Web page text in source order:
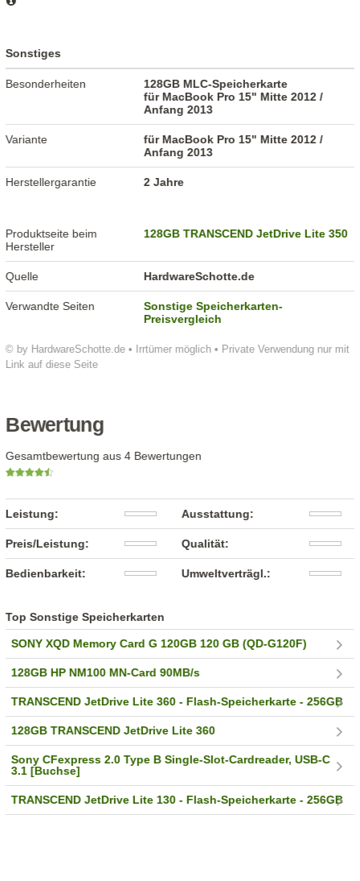
© by HardwareSchotte.de • Irrtümer möglich • Private Verwendung nur mit
Link auf diese Seite
Sonstiges
Besonderheiten
128GB MLC-Speicherkarte
für MacBook Pro 15" Mitte 2012 /
Anfang 2013
Variante
für MacBook Pro 15" Mitte 2012 /
Anfang 2013
Herstellergarantie 2 Jahre
Produktseite beim
Hersteller
128GB TRANSCEND JetDrive Lite 350
Quelle HardwareSchotte.de
Verwandte Seiten
Sonstige Speicherkarten-
Preisvergleich
Bewertung
Gesamtbewertung aus 4 Bewertungen
Leistung: Ausstattung:
Preis/Leistung: Qualität:
Bedienbarkeit: Umweltverträgl.:
Top Sonstige Speicherkarten
SONY XQD Memory Card G 120GB 120 GB (QD-G120F)
128GB HP NM100 MN-Card 90MB/s
TRANSCEND JetDrive Lite 360 - Flash-Speicherkarte - 256GB
128GB TRANSCEND JetDrive Lite 360
Sony CFexpress 2.0 Type B Single-Slot-Cardreader, USB-C
3.1 [Buchse]
TRANSCEND JetDrive Lite 130 - Flash-Speicherkarte - 256GB